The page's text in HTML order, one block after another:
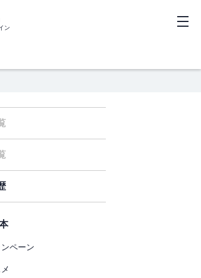
ン
ペーン